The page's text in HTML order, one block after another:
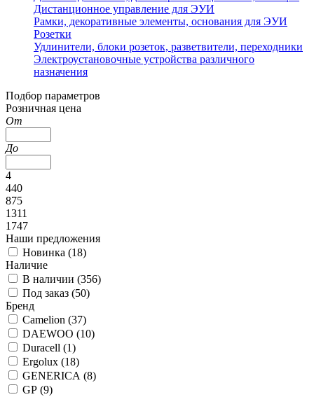
Дистанционное управление для ЭУИ
Рамки, декоративные элементы, основания для ЭУИ
Розетки
Удлинители, блоки розеток, разветвители, переходники
Электроустановочные устройства различного
назначения
Подбор параметров
Розничная цена
От
До
4
440
875
1311
1747
Наши предложения
Новинка (18)
Наличие
В наличии (356)
Под заказ (50)
Бренд
Camelion (37)
DAEWOO (10)
Duracell (1)
Ergolux (18)
GENERICA (8)
GP (9)